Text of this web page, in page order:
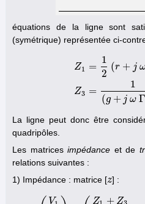
équations de la ligne sont
(symétrique) représentée ci-
Z1
Z3
=
1
2
(r + j
=
1
(g + j ω Γ
(r+ )
La ligne peut donc être
quadripôles.
Les matricesimpédance et de
relations suivantes :
1) Impédance : matrice [z
z] :
V Z + Z